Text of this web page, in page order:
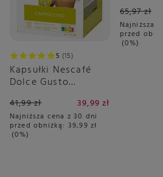
5 15
Kapsułki Nescafé
Dolce Gusto
41,99 zł 39,99 zł
Najniższa cena z 30 dni
przed obniżką: 39,99 zł
0%
3x16
65,97 zł
Najniższa
przed
0%